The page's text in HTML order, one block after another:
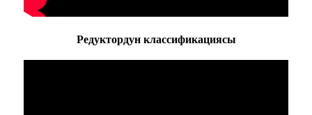
Редуктордун классификациясы